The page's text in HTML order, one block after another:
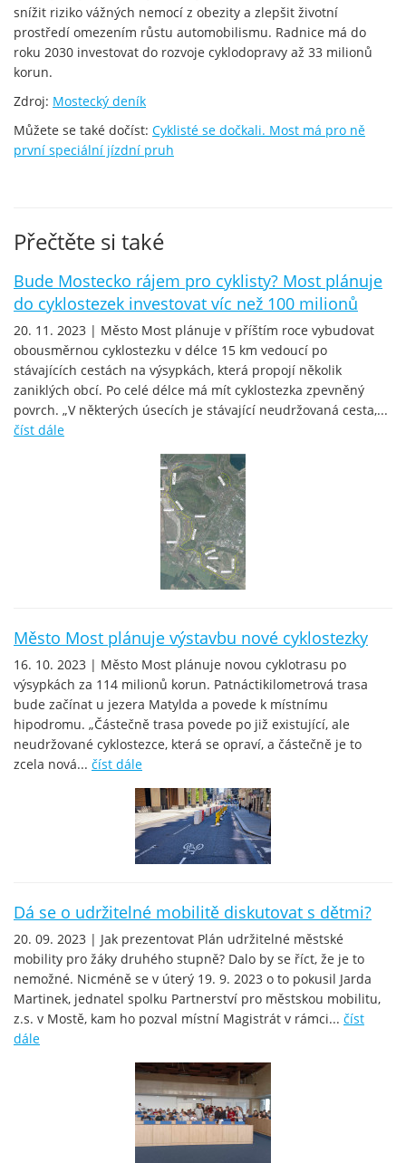
snížit riziko vážných nemocí z obezity a zlepšit životní
prostředí omezením růstu automobilismu. Radnice má do
roku 2030 investovat do rozvoje cyklodopravy až 33 milionů
korun.
Zdroj: Mostecký deník
Můžete se také dočíst: Cyklisté se dočkali. Most má pro ně
první speciální jízdní pruh
Přečtěte si také
Bude Mostecko rájem pro cyklisty? Most plánuje
do cyklostezek investovat víc než 100 milionů
20. 11. 2023 | Město Most plánuje v příštím roce vybudovat
obousměrnou cyklostezku v délce 15 km vedoucí po
stávajících cestách na výsypkách, která propojí několik
zaniklých obcí. Po celé délce má mít cyklostezka zpevněný
povrch. „V některých úsecích je stávající neudržovaná cesta,...
číst dále
Město Most plánuje výstavbu nové cyklostezky
16. 10. 2023 | Město Most plánuje novou cyklotrasu po
výsypkách za 114 milionů korun. Patnáctikilometrová trasa
bude začínat u jezera Matylda a povede k místnímu
hipodromu. „Částečně trasa povede po již existující, ale
neudržované cyklostezce, která se opraví, a částečně je to
zcela nová... číst dále
Dá se o udržitelné mobilitě diskutovat s dětmi?
20. 09. 2023 | Jak prezentovat Plán udržitelné městské
mobility pro žáky druhého stupně? Dalo by se říct, že je to
nemožné. Nicméně se v úterý 19. 9. 2023 o to pokusil Jarda
Martinek, jednatel spolku Partnerství pro městskou mobilitu,
z.s. v Mostě, kam ho pozval místní Magistrát v rámci... číst
dále